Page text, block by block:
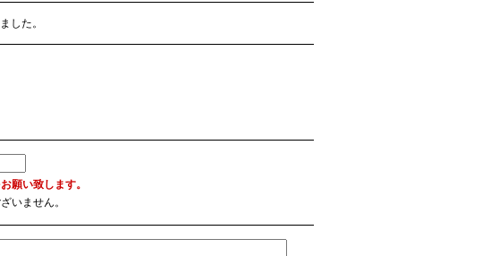
した。
願い致します。
いません。